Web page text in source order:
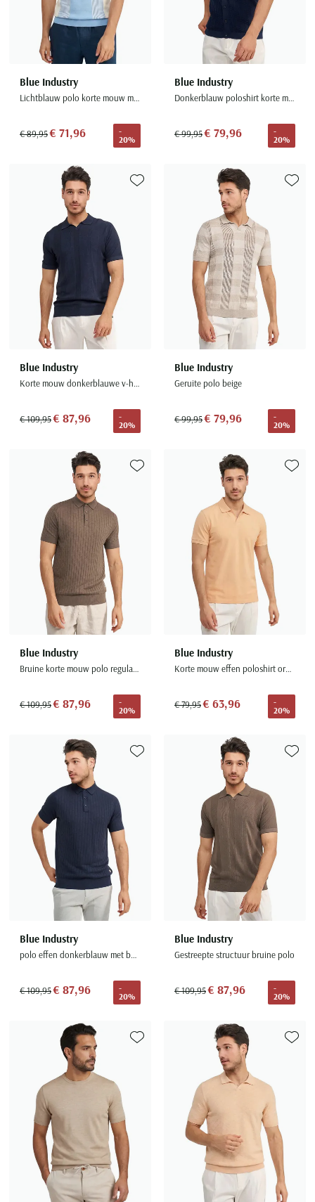
Blue Industry
Lichtblauw polo korte mouw met rits
€ 89,95€ 71,96
-
20%
Blue Industry
Donkerblauw poloshirt korte mouw regular fit
€ 99,95€ 79,96
-
20%
Blue Industry
Korte mouw donkerblauwe v-hals polo
€ 109,95€ 87,96
-
20%
Toevoegen aan favorieten
Blue Industry
Geruite polo beige
€ 99,95€ 79,96
-
20%
Blue Industry
Bruine korte mouw polo regular fit
€ 109,95€ 87,96
-
20%
Toevoegen aan favorieten
Blue Industry
Korte mouw effen poloshirt oranje v-hals
€ 79,95€ 63,96
-
20%
Blue Industry
polo effen donkerblauw met boord
€ 109,95€ 87,96
-
20%
Toevoegen aan favorieten
Blue Industry
Gestreepte structuur bruine polo
€ 109,95€ 87,96
-
20%
Toevoegen aan favorieten